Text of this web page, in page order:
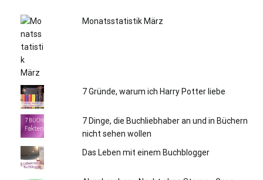
Monatsstatistik März
7 Gründe, warum ich Harry Potter liebe
7 Dinge, die Buchliebhaber an und in Büchern
nicht sehen wollen
Das Leben mit einem Buchblogger